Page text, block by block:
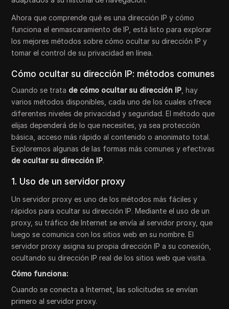
Ahora que comprende qué es una dirección IP y cómo
funciona el enmascaramiento de IP, está listo para explorar
los mejores métodos sobre cómo ocultar su dirección IP y
tomar el control de su privacidad en línea.
Cómo ocultar su dirección IP: métodos comunes
Cuando se trata de cómo ocultar su dirección IP , hay
varios métodos disponibles, cada uno de los cuales ofrece
diferentes niveles de privacidad y seguridad. El método que
elijas dependerá de lo que necesites, ya sea protección
básica, acceso más rápido al contenido o anonimato total.
Exploremos algunas de las formas más comunes y efectivas
de ocultar su dirección IP.
1. Uso de un servidor proxy
Un servidor proxy es uno de los métodos más fáciles y
rápidos para ocultar su dirección IP. Mediante el uso de un
proxy, su tráfico de Internet se envía al servidor proxy, que
luego se comunica con los sitios web en su nombre. El
servidor proxy asigna su propia dirección IP a su conexión,
ocultando su dirección IP real de los sitios web que visita.
Cómo funciona:
Cuando se conecta a Internet, las solicitudes se envían
primero al servidor proxy.